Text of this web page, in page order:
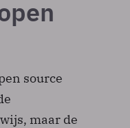
source
maar de